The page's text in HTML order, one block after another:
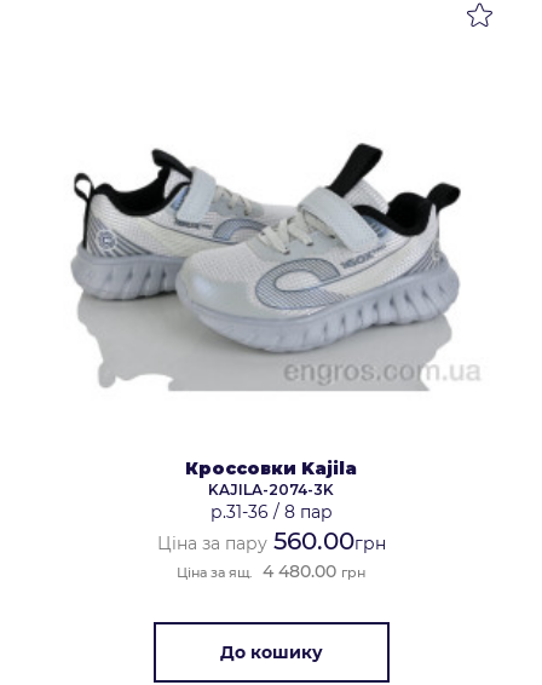
Кроссовки Kajila
KAJILA-2074-3K
р.31-36 / 8 пар
Ціна за пару560.00грн
Ціна за ящ. 4 480.00 грн
До кошику